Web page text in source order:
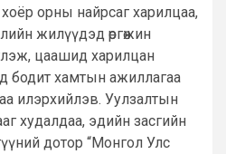
хоёр орны найрсаг харилцаа,
жилүүдэд өргөжин
цаашид харилцан
бодит хамтын ажиллагаа
илэрхийлэв. Уулзалтын
худалдаа, эдийн засгийн
дотор “Монгол Улс